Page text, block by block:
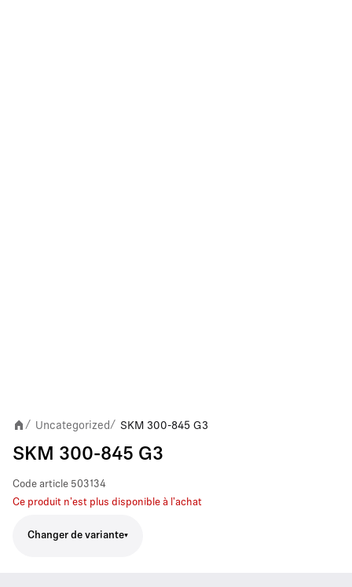
/ Uncategorized/ SKM 300-845 G3
SKM 300-845 G3
Code article 503134
Ce produit n'est plus disponible à l'achat
Changer de variante